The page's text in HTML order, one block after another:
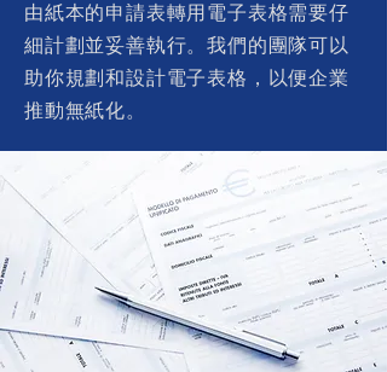
由紙本的申請表轉用電子表格需要仔
細計劃並妥善執行。我們的團隊可以
助你規劃和設計電子表格，以便企業
推動無紙化。